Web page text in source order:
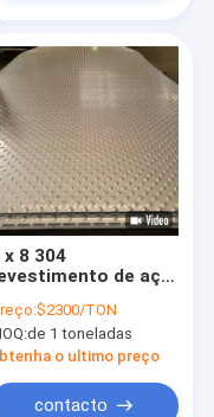
x 8 304
de aço
2b gravados da
3mm Ss 304
a alta
$2300/TON
de 1 toneladas
o ultimo preço
contacto